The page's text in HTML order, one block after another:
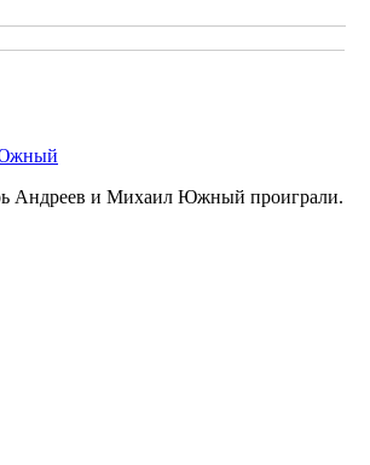
Андреев и Михаил Южный проиграли.